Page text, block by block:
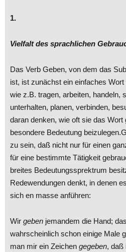
1.
Vielfalt des sprachlichen
Das Verb Geben, von dem das
ist, ist zunächst ein einfaches
wie z.B. tragen, arbeiten, handeln,
unterhalten, planen, verbinden,
daran denken, wie oft sie das
besondere Bedeutung
zu sein, daß nicht nur für einen
für eine bestimmte Tätigkeit
breites Bedeutungssprektrum
Redewendungen denkt, in denen
sich en masse anführen:
Wir geben jemandem die Hand;
wahrscheinlich schon einige Male
man mir ein Zeichen gegeben, daß